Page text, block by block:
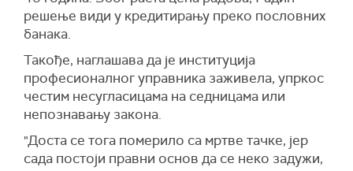
решење види у кредитирању преко пословних
банака.
Такође, наглашава да је институција
професионалног управника заживела, упркос
честим несугласицама на седницама или
непознавању закона.
"Доста се тога померило са мртве тачке, јер
сада постоји правни основ да се неко задужи,